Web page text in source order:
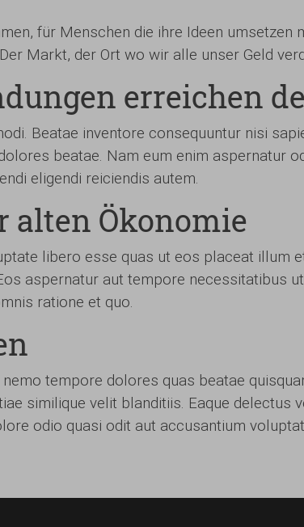
für Menschen die ihre Ideen
Markt, der Ort wo wir alle unser Geld
erreichen
Beatae inventore consequuntur nisi
beatae. Nam eum enim aspernatur
eligendi reiciendis autem.
alten Ökonomie
libero esse quas ut eos placeat illum
aspernatur aut tempore necessitatibus
ratione et quo.
tempore dolores quas beatae
similique velit blanditiis. Eaque
odio quasi odit aut accusantium